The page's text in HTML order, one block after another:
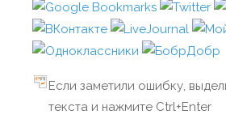
Если заметили ошибку,
текста и нажмите Ctrl+Enter